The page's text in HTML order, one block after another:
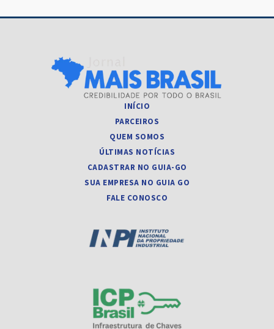
INÍCIO
PARCEIROS
QUEM SOMOS
ÚLTIMAS NOTÍCIAS
CADASTRAR NO GUIA-GO
SUA EMPRESA NO GUIA GO
FALE CONOSCO